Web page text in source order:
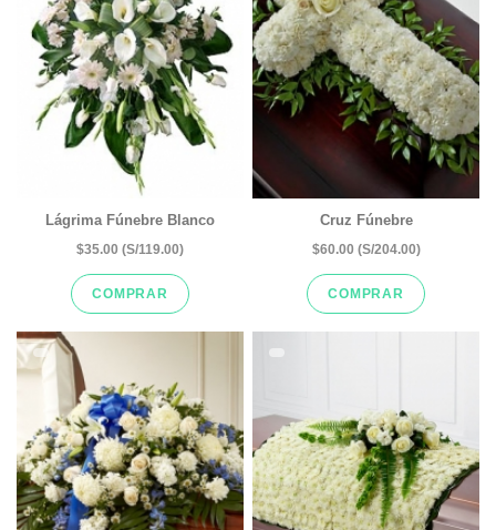
Lágrima Fúnebre Blanco
$35.00 (S/119.00)
COMPRAR
Cruz Fúnebre
$60.00 (S/204.00)
COMPRAR